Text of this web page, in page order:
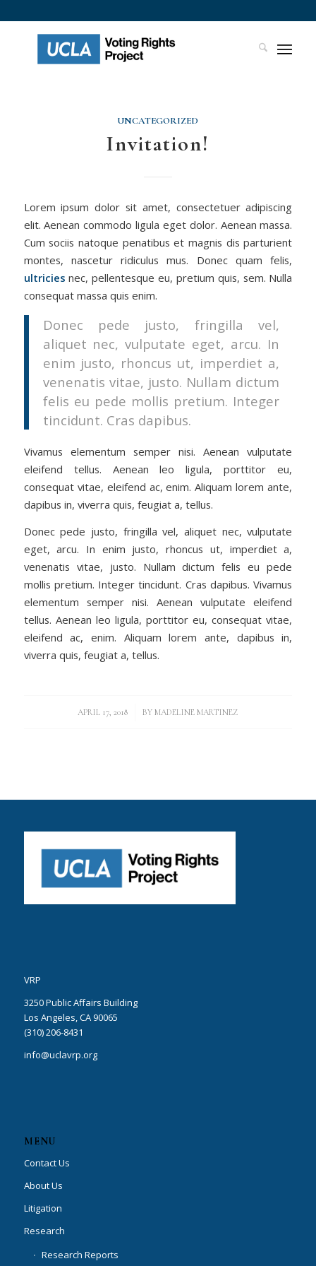
UNCATEGORIZED
Invitation!
Lorem ipsum dolor sit amet, consectetuer adipiscing
elit. Aenean commodo ligula eget dolor. Aenean massa.
Cum sociis natoque penatibus et magnis dis parturient
montes, nascetur ridiculus mus. Donec quam felis,
ultricies nec, pellentesque eu, pretium quis, sem. Nulla
consequat massa quis enim.
Donec pede justo, fringilla vel,
aliquet nec, vulputate eget, arcu. In
enim justo, rhoncus ut, imperdiet a,
venenatis vitae, justo. Nullam dictum
felis eu pede mollis pretium. Integer
tincidunt. Cras dapibus.
Vivamus elementum semper nisi. Aenean vulputate
eleifend tellus. Aenean leo ligula, porttitor eu,
consequat vitae, eleifend ac, enim. Aliquam lorem ante,
dapibus in, viverra quis, feugiat a, tellus.
Donec pede justo, fringilla vel, aliquet nec, vulputate
eget, arcu. In enim justo, rhoncus ut, imperdiet a,
venenatis vitae, justo. Nullam dictum felis eu pede
mollis pretium. Integer tincidunt. Cras dapibus. Vivamus
elementum semper nisi. Aenean vulputate eleifend
tellus. Aenean leo ligula, porttitor eu, consequat vitae,
eleifend ac, enim. Aliquam lorem ante, dapibus in,
viverra quis, feugiat a, tellus.
APRIL 17, 2018
/ BYMADELINE MARTINEZ
VRP
3250 Public Affairs Building
Los Angeles, CA 90065
(310) 206-8431
info@uclavrp.org
MENU
Contact Us
About Us
Litigation
Research
Research Reports